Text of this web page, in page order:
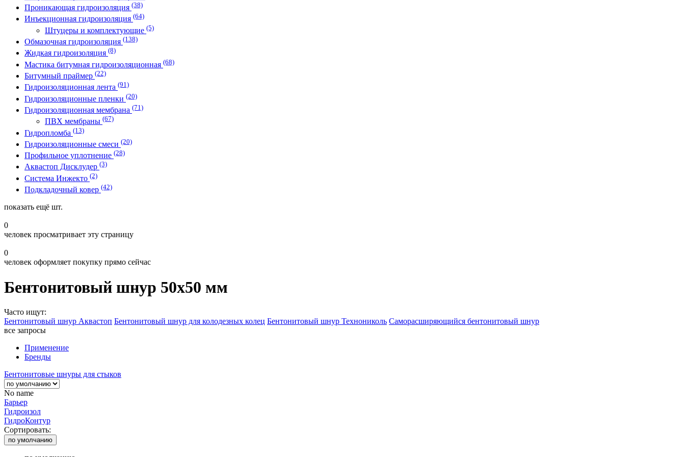
Проникающая гидроизоляция (38)
Инъекционная гидроизоляция (64)
Штуцеры и комплектующие (5)
Обмазочная гидроизоляция (138)
Жидкая гидроизоляция (8)
Мастика битумная гидроизоляционная (68)
Битумный праймер (22)
Гидроизоляционная лента (91)
Гидроизоляционные пленки (20)
Гидроизоляционная мембрана (71)
ПВХ мембраны (67)
Гидропломба (13)
Гидроизоляционные смеси (20)
Профильное уплотнение (28)
Аквастоп Дисклудер (3)
Система Инжекто (2)
Подкладочный ковер (42)
показать ещё шт.
0
человек просматривает эту страницу
0
человек оформляет покупку прямо сейчас
Бентонитовый шнур 50х50 мм
Часто ищут:
Бентонитовый шнур Аквастоп Бентонитовый шнур для колодезных колец Бентонитовый шнур Технониколь Саморасширяющийся бентонитовый шнур
все запросы
Применение
Бренды
Бентонитовые шнуры для стыков
No name
Барьер
Гидроизол
ГидроКонтур
Сортировать:
по умолчанию